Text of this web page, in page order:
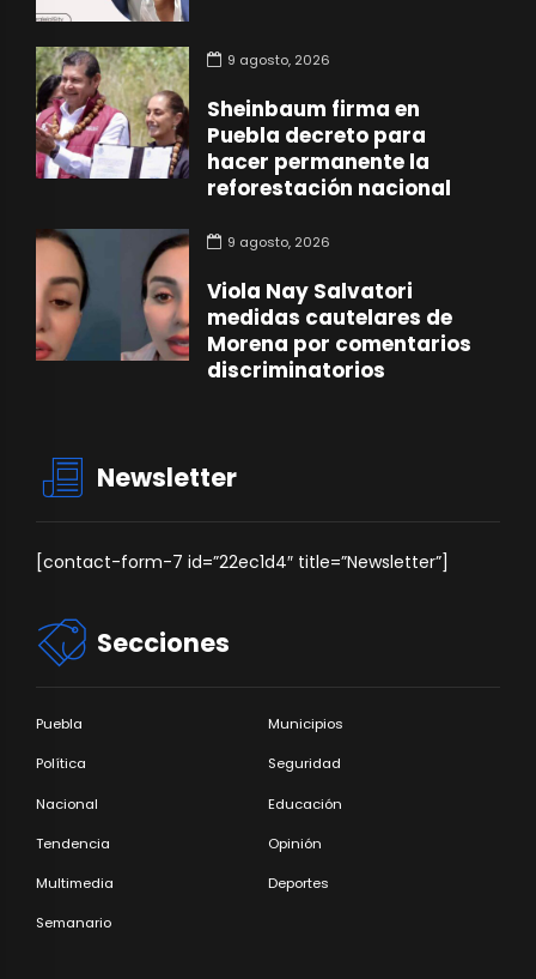
9 agosto, 2026
Sheinbaum firma en
Puebla decreto para
hacer permanente la
reforestación nacional
9 agosto, 2026
Viola Nay Salvatori
medidas cautelares de
Morena por comentarios
discriminatorios
Newsletter
[contact-form-7 id=”22ec1d4″ title=”Newsletter”]
Secciones
Puebla Municipios
Política Seguridad
Nacional Educación
Tendencia Opinión
Multimedia Deportes
Semanario